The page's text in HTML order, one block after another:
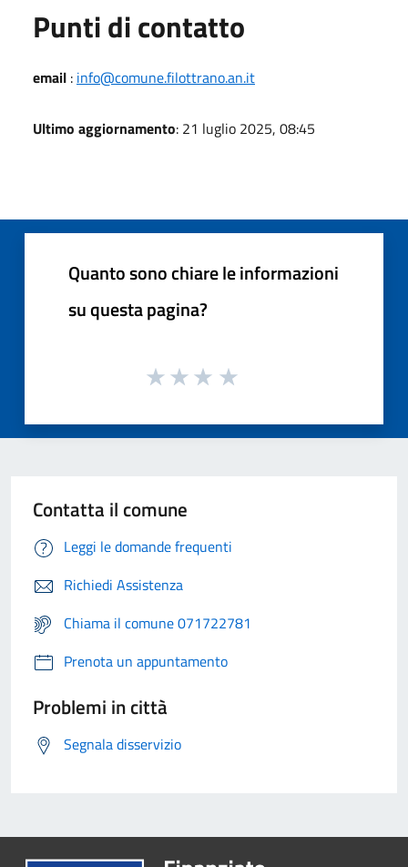
Punti di contatto
email : info@comune.filottrano.an.it
Ultimo aggiornamento: 21 luglio 2025, 08:45
Quanto sono chiare le informazioni
su questa pagina?
Contatta il comune
Leggi le domande frequenti
Richiedi Assistenza
Chiama il comune 071722781
Prenota un appuntamento
Problemi in città
Segnala disservizio